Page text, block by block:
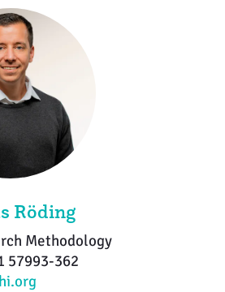
Röding
Methodology
57993-362